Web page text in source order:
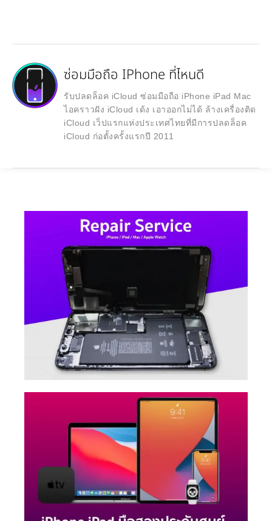
ซ่อมมือถือ IPhone ที่ไหนดี
รับปลดล็อค iCloud ซ่อมมือถือ iPhone iPad Mac
ไอคราวฝัง iCloud เด้ง เอาออกไม่ได้ ล้างเครื่องติด
iCloud เว็ปแรกแห่งประเทศไทยที่มีการปลดล็อค
iCloud ก่อตั้งครั้งแรกปี 2011